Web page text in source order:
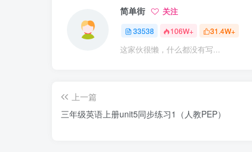
简单街 关注
33538 106W+ 31.4W+
这家伙很懒，什么都没有写...
上一篇
三年级英语上册unit5同步练习1（人教PEP）